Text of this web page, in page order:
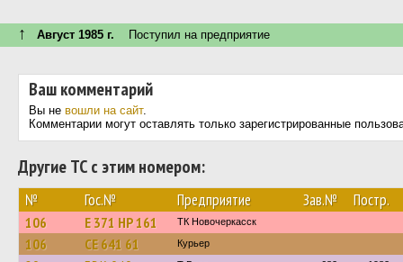
↑ Август 1985 г. Поступил на предприятие
Ваш комментарий
Вы не вошли на сайт.
Комментарии могут оставлять только зарегистрированные
Другие ТС с этим номером:
№ Гос.№ Предприятие Зав.№ Постр.
106 Е 371 НР 161 ТК Новочеркасск
106 СЕ 641 61 Курьер